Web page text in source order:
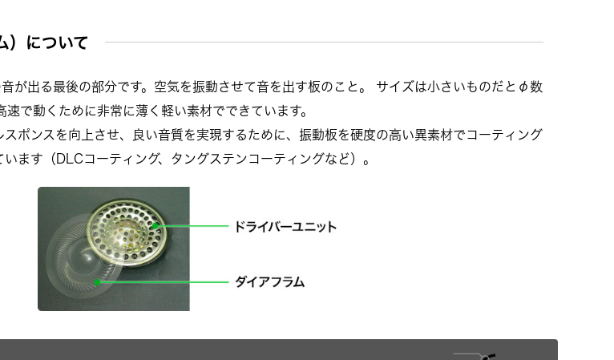
）について
音が出る最後の部分です。空気を振動させて音を出す板のこと。 サイズは小さいものだとφ数
で動くために非常に薄く軽い素材でできています。
スポンスを向上させ、良い音質を実現するために、振動板を硬度の高い異素材でコーティング
ます（DLCコーティング、タングステンコーティングなど）。